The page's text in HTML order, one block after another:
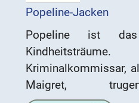
Popeline-Jacken
Popeline ist
Kriminalkommissar,
Maigret,